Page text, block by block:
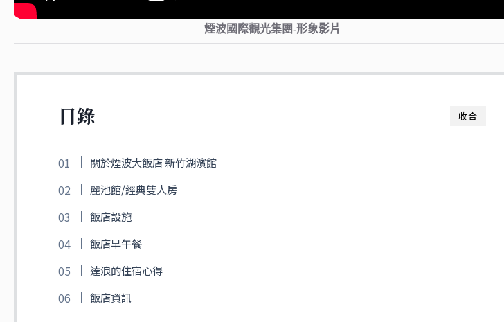
煙波國際觀光集團-形象影片
收合
目錄
關於煙波大飯店 新竹湖濱館
麗池館/經典雙人房
飯店設施
飯店早午餐
達浪的住宿心得
飯店資訊